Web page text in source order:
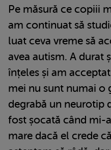
Pe măsură ce copiii
am continuat să
luat ceva vreme să
avea autism. A durat
înțeles și am
mei nu sunt numai o
degrabă un neurotip
fost șocată când mi-
mare dacă el crede